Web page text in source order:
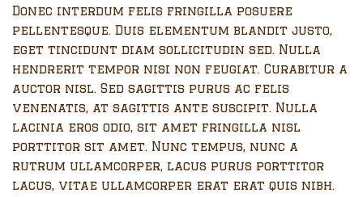
Donec interdum felis fringilla posuere
pellentesque. Duis elementum blandit justo,
eget tincidunt diam sollicitudin sed. Nulla
hendrerit tempor nisi non feugiat. Curabitur a
auctor nisl. Sed sagittis purus ac felis
venenatis, at sagittis ante suscipit. Nulla
lacinia eros odio, sit amet fringilla nisl
porttitor sit amet. Nunc tempus, nunc a
rutrum ullamcorper, lacus purus porttitor
lacus, vitae ullamcorper erat erat quis nibh.